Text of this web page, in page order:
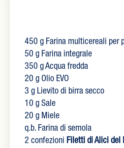
450 g Farina multicereali per
50 g Farina integrale
350 g Acqua fredda
20 g Olio EVO
3 g Lievito di birra secco
10 g Sale
20 g Miele
q.b. Farina di semola
2 confezioni Filetti di Alici del